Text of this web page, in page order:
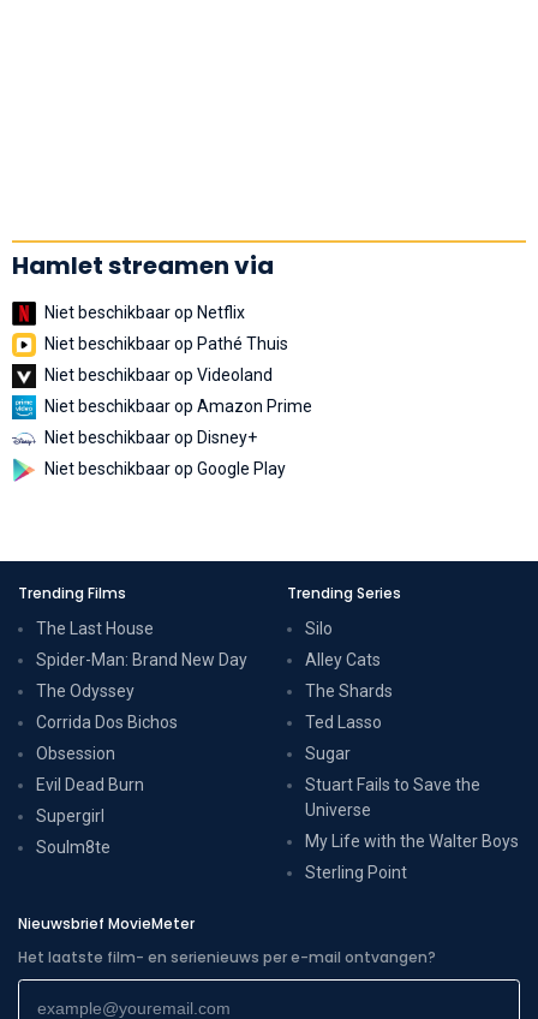
Hamlet streamen via
Niet beschikbaar op Netflix
Niet beschikbaar op Pathé Thuis
Niet beschikbaar op Videoland
Niet beschikbaar op Amazon Prime
Niet beschikbaar op Disney+
Niet beschikbaar op Google Play
Trending Films
The Last House
Spider-Man: Brand New Day
The Odyssey
Corrida Dos Bichos
Obsession
Evil Dead Burn
Supergirl
Soulm8te
Trending Series
Silo
Alley Cats
The Shards
Ted Lasso
Sugar
Stuart Fails to Save the
Universe
My Life with the Walter Boys
Sterling Point
Nieuwsbrief MovieMeter
Het laatste film- en serienieuws per e-mail ontvangen?